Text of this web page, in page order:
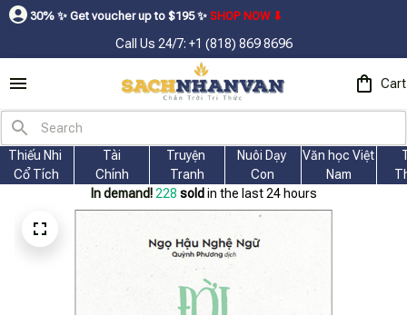
voucher up to $195ㅤ ✨ㅤSHOP NOW ⬇
Call Us 24/7: +1 (818) 869 8696
Cart
Thiếu Nhi
Cổ Tích
Tài
Chính
Truyện
Tranh
Nuôi Dạy
Con
Văn học Việt
Nam
In demand! 228 sold in the last 24 hours